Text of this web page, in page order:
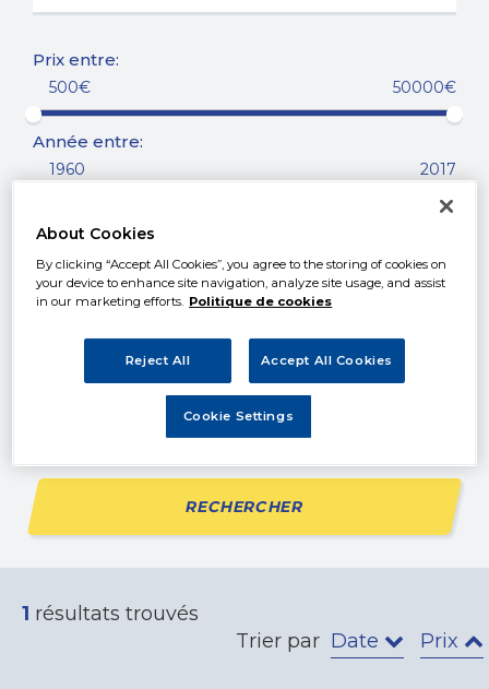
Prix entre:
500€ 50000€
Année entre:
1960 2017
Kilométrage entre:
Localisation
RECHERCHER
1 résultats trouvés
Trier par Date Prix
About Cookies
By clicking “Accept All Cookies”, you agree to the storing of cookies on
your device to enhance site navigation, analyze site usage, and assist
in our marketing efforts. Politique de cookies
Reject All Accept All Cookies
Cookie Settings